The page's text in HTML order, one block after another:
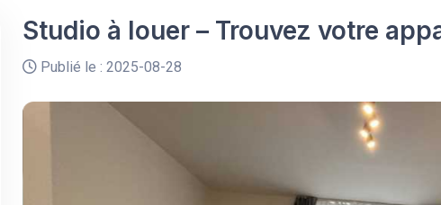
Studio à louer – Trouvez votre
Publié le : 2025-08-28